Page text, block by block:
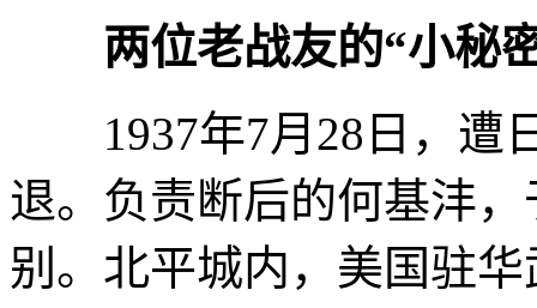
两位老战友的“小秘
1937年7月28日，遭
退。负责断后的何基沣
别。北平城内，美国驻